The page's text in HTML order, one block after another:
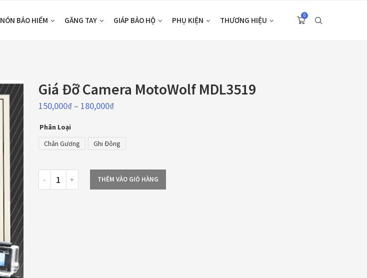
NÓN BẢO HIỂM GĂNG TAY GIÁP BẢO HỘ PHỤ KIỆN THƯƠNG HIỆU
0
Giá Đỡ Camera MotoWolf MDL3519
150,000₫ – 180,000₫
Phân Loại
Chân Gương
Ghi Đông
THÊM VÀO GIỎ HÀNG